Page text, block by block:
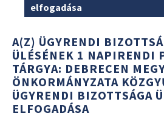
elfogadása
A(Z) ÜGYRENDI
ÜLÉSÉNEK 1 NAPIRENDI
TÁRGYA: DEBRECEN
ÖNKORMÁNYZATA
ÜGYRENDI BIZOTTSÁGA
ELFOGADÁSA